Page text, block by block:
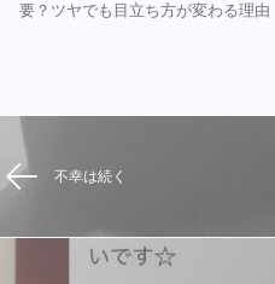
要？ツヤでも目立ち方が変わる理由
不幸は続く